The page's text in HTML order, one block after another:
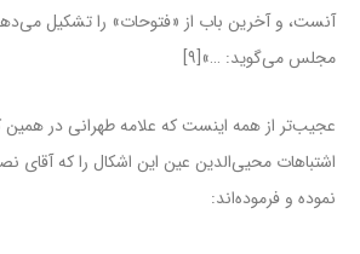
آنست، و آخرین باب از «فتوحات» را تشکیل
مجلس می‌گوید: …»[۹]
عجیب‌تر از همه اینست که علامه طهرانی در
اشتباهات محیی‌الدین عین این اشکال را که آقای
نموده و فرموده‌اند: